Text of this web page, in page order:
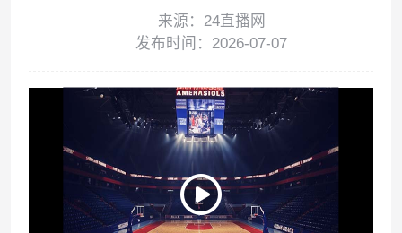
来源：24直播网
发布时间：2026-07-07